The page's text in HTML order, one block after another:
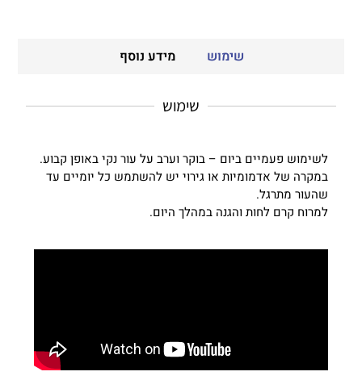
שימוש מידע נוסף
שימוש
לשימוש פעמיים ביום – בוקר וערב על עור נקי באופן קבוע.
במקרה של אדמומיות או גירוי יש להשתמש כל יומיים עד
שהעור מתרגל.
למרוח קרם לחות והגנה במהלך היום.